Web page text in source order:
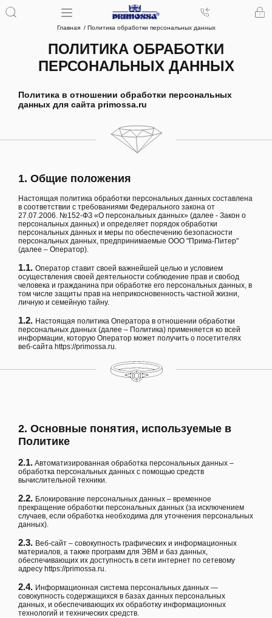
Главная Политика обработки персональных данных
ПОЛИТИКА ОБРАБОТКИ
ПЕРСОНАЛЬНЫХ ДАННЫХ
Политика в отношении обработки персональных
данных для сайта primossa.ru
1. Общие положения
Настоящая политика обработки персональных данных составлена
в соответствии с требованиями Федерального закона от
27.07.2006. №152-ФЗ «О персональных данных» (далее - Закон о
персональных данных) и определяет порядок обработки
персональных данных и меры по обеспечению безопасности
персональных данных, предпринимаемые ООО "Прима-Питер"
(далее – Оператор).
1.1. Оператор ставит своей важнейшей целью и условием
осуществления своей деятельности соблюдение прав и свобод
человека и гражданина при обработке его персональных данных, в
том числе защиты прав на неприкосновенность частной жизни,
личную и семейную тайну.
1.2. Настоящая политика Оператора в отношении обработки
персональных данных (далее – Политика) применяется ко всей
информации, которую Оператор может получить о посетителях
веб-сайта https://primossa.ru.
2. Основные понятия, используемые в
Политике
2.1. Автоматизированная обработка персональных данных –
обработка персональных данных с помощью средств
вычислительной техники.
2.2. Блокирование персональных данных – временное
прекращение обработки персональных данных (за исключением
случаев, если обработка необходима для уточнения персональных
данных).
2.3. Веб-сайт – совокупность графических и информационных
материалов, а также программ для ЭВМ и баз данных,
обеспечивающих их доступность в сети интернет по сетевому
адресу https://primossa.ru.
2.4. Информационная система персональных данных —
совокупность содержащихся в базах данных персональных
данных, и обеспечивающих их обработку информационных
технологий и технических средств.